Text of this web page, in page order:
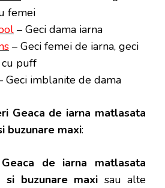
femei
– Geci dama iarna
– Geci femei de iarna, geci
puff
Geci imblanite de dama
Geaca de iarna matlasata
buzunare maxi:
Geaca de iarna matlasata
si buzunare maxi sau alte